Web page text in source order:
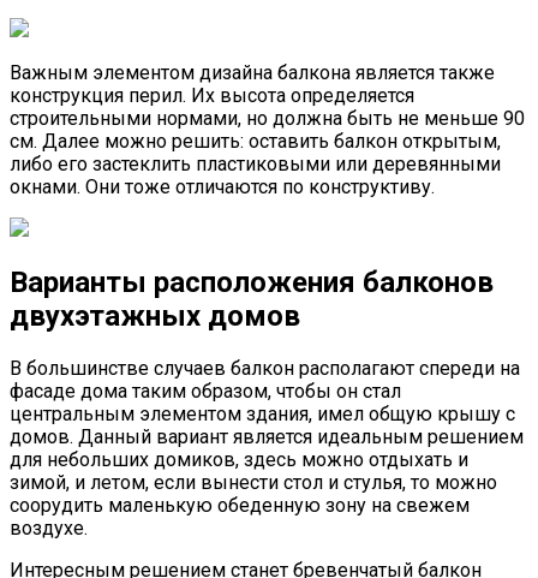
Важным элементом дизайна балкона является также
конструкция перил. Их высота определяется
строительными нормами, но должна быть не меньше 90
см. Далее можно решить: оставить балкон открытым,
либо его застеклить пластиковыми или деревянными
окнами. Они тоже отличаются по конструктиву.
Варианты расположения балконов
двухэтажных домов
В большинстве случаев балкон располагают спереди на
фасаде дома таким образом, чтобы он стал
центральным элементом здания, имел общую крышу с
домов. Данный вариант является идеальным решением
для небольших домиков, здесь можно отдыхать и
зимой, и летом, если вынести стол и стулья, то можно
соорудить маленькую обеденную зону на свежем
воздухе.
Интересным решением станет бревенчатый балкон